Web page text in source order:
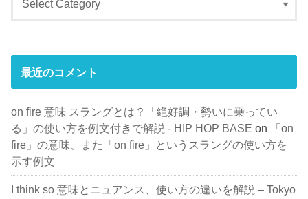
最近のコメント
on fire 意味 スラングとは？「絶好調・勢いに乗ってい
る」の使い方を例文付きで解説 - HIP HOP BASE on
「on
fire」の意味、また「on fire」というスラングの使い方を
示す例文
I think so 意味とニュアンス、使い方の違いを解説 – Tokyo